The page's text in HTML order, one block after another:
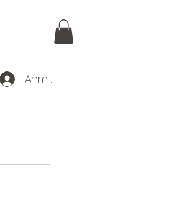
Anmelden